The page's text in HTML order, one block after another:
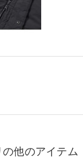
の他のアイテム